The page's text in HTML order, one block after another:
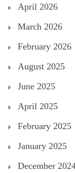
April 2026
March 2026
February 2026
August 2025
June 2025
April 2025
February 2025
January 2025
December